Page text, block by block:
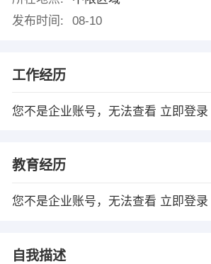
发布时间:
08-10
工作经历
您不是企业账号，无法查看 立即登录
教育经历
您不是企业账号，无法查看 立即登录
自我描述